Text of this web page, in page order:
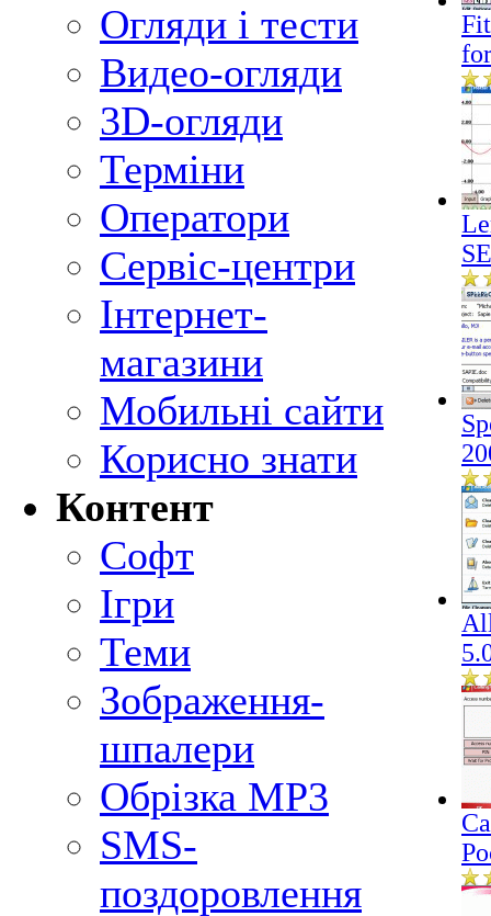
Огляди і тести
Видео-огляди
3D-огляди
Терміни
Оператори
Сервіс-центри
Інтернет-
магазини
Мобильні сайти
Корисно знати
Контент
Софт
Ігри
Теми
Зображення-
шпалери
Обрізка MP3
SMS-
поздоровлення